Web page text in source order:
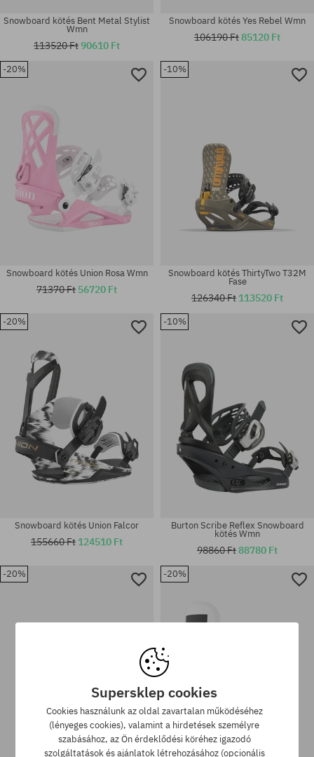
Elérhető méretek:
Elérhető méretek:
Elérhető méretek:
Snowboard kötés Bent Metal Stylist
Wmn
113520 Ft90610 Ft
Elérhető méretek:
Snowboard kötés Yes Rebel Wmn
106190 Ft85120 Ft
-20%
Elérhető méretek:
Snowboard kötés Union Rosa Wmn
71370 Ft 56720 Ft
-10%
Elérhető méretek:
Snowboard kötés ThirtyTwo T32M
Fase
126340 Ft 113520 Ft
-20%
Snowboard kötés Union Falcor
155660 Ft 124510 Ft
-10%
Burton Scribe Reflex Snowboard
kötés Wmn
98860 Ft88780 Ft
-20% -20%
Supersklep cookies
Cookies használunk az oldal zavartalan működéséhez
(lényeges cookies), valamint a hirdetések személyre
szabásához, az Ön érdeklődési köréhez igazodó
szolgáltatások és ajánlatok létrehozásához (opcionális